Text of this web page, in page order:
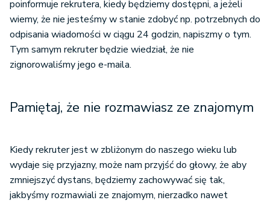
poinformuje rekrutera, kiedy będziemy dostępni, a jeżeli
wiemy, że nie jesteśmy w stanie zdobyć np. potrzebnych do
odpisania wiadomości w ciągu 24 godzin, napiszmy o tym.
Tym samym rekruter będzie wiedział, że nie
zignorowaliśmy jego e-maila.
Pamiętaj, że nie rozmawiasz ze znajomym
Kiedy rekruter jest w zbliżonym do naszego wieku lub
wydaje się przyjazny, może nam przyjść do głowy, że aby
zmniejszyć dystans, będziemy zachowywać się tak,
jakbyśmy rozmawiali ze znajomym, nierzadko nawet